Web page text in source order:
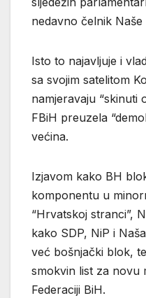
nedavno čelnik
Isto to najavljuje i
sa svojim satelitom
namjeravaju “skinuti
FBiH preuzela
većina.
Izjavom kako BH
komponentu u
“Hrvatskoj stranci”,
kako SDP, NiP i
već bošnjački blok,
smokvin list za novu
Federaciji BiH.